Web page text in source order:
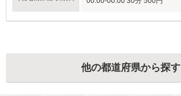
他の都道府県から探す